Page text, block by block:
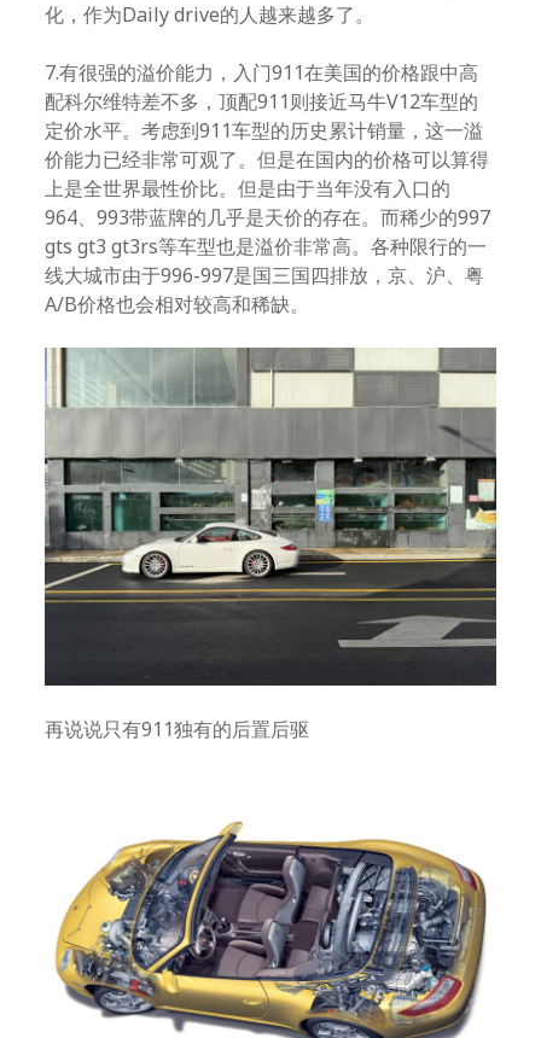
化，作为Daily drive的人越来越多了。
7.有很强的溢价能力，入门911在美国的价格跟中高
配科尔维特差不多，顶配911则接近马牛V12车型的
定价水平。考虑到911车型的历史累计销量，这一溢
价能力已经非常可观了。但是在国内的价格可以算得
上是全世界最性价比。但是由于当年没有入口的
964、993带蓝牌的几乎是天价的存在。而稀少的997
gts gt3 gt3rs等车型也是溢价非常高。各种限行的一
线大城市由于996-997是国三国四排放，京、沪、粤
A/B价格也会相对较高和稀缺。
再说说只有911独有的后置后驱